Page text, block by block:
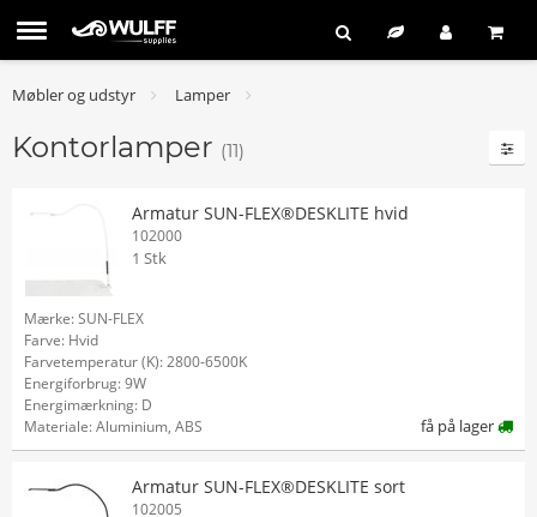
Møbler og udstyr Lamper
Kontorlamper (11)
Armatur SUN-FLEX®DESKLITE hvid
102000
1 Stk
Mærke: SUN-FLEX
Farve: Hvid
Farvetemperatur (K): 2800-6500K
Energiforbrug: 9W
Energimærkning: D
Materiale: Aluminium, ABS
få på lager
Armatur SUN-FLEX®DESKLITE sort
102005